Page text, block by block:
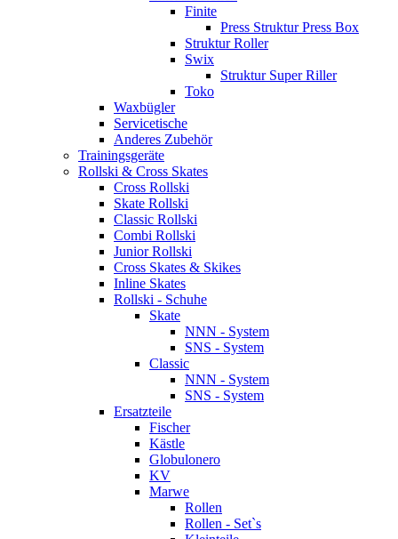
Finite
Press Struktur Press Box
Struktur Roller
Swix
Struktur Super Riller
Toko
Waxbügler
Servicetische
Anderes Zubehör
Trainingsgeräte
Rollski & Cross Skates
Cross Rollski
Skate Rollski
Classic Rollski
Combi Rollski
Junior Rollski
Cross Skates & Skikes
Inline Skates
Rollski - Schuhe
Skate
NNN - System
SNS - System
Classic
NNN - System
SNS - System
Ersatzteile
Fischer
Kästle
Globulonero
KV
Marwe
Rollen
Rollen - Set`s